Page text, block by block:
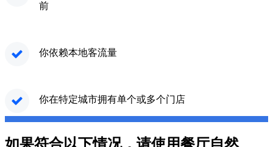
前
你依赖本地客流量
你在特定城市拥有单个或多个门店